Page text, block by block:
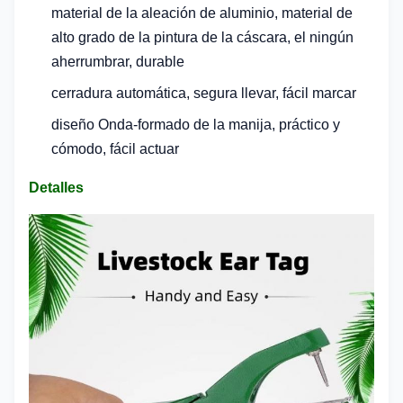
material de la aleación de aluminio, material de
alto grado de la pintura de la cáscara, el ningún
aherrumbrar, durable
cerradura automática, segura llevar, fácil marcar
diseño Onda-formado de la manija, práctico y
cómodo, fácil actuar
Detalles